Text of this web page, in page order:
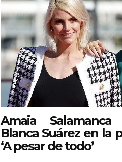
Amaia
Blanca Suárez en la
‘A pesar de todo’